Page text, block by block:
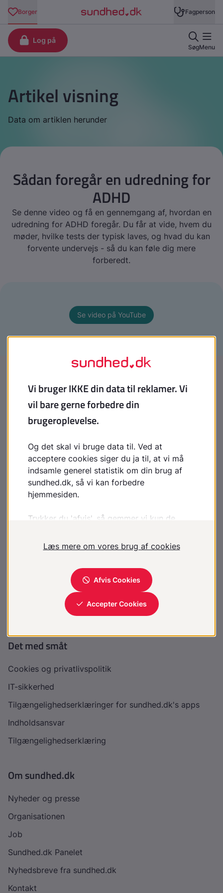
Artikel visning
Data om artiklen herunder
Sådan foregår en udredning for
ADHD
Se denne video og få en gennemgang af, hvordan en
udredning for ADHD foregår. Du får at vide, hvem du
møder, hvilke tests der typisk laves, og hvad du kan
forvente undervejs - så du kan føle dig mere
forberedt.
Se video på YouTube